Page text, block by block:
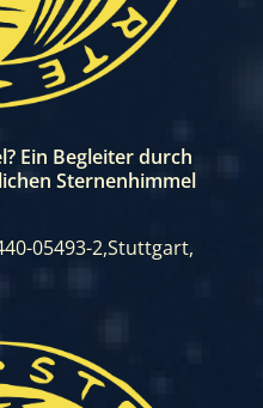
Ein Begleiter durch
Sternenhimmel
05493-2,Stuttgart,